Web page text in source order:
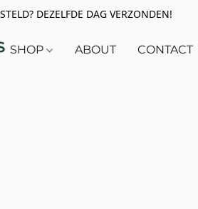
DEZELFDE DAG VERZONDEN!
SHOP ABOUT CONTACT